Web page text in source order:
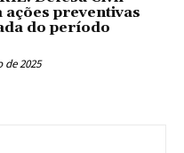
ações preventivas
do período
de 2025